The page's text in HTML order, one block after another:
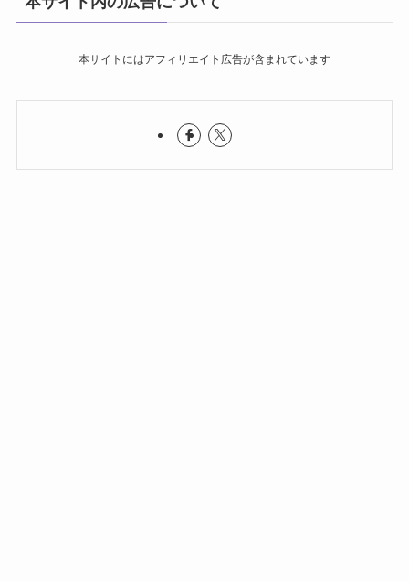
本サイトにはアフィリエイト広告が含まれています